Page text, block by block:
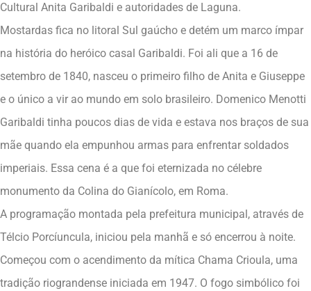
Cultural Anita Garibaldi e autoridades de Laguna.
Mostardas fica no litoral Sul gaúcho e detém um marco ímpar
na história do heróico casal Garibaldi. Foi ali que a 16 de
setembro de 1840, nasceu o primeiro filho de Anita e Giuseppe
e o único a vir ao mundo em solo brasileiro. Domenico Menotti
Garibaldi tinha poucos dias de vida e estava nos braços de sua
mãe quando ela empunhou armas para enfrentar soldados
imperiais. Essa cena é a que foi eternizada no célebre
monumento da Colina do Gianícolo, em Roma.
A programação montada pela prefeitura municipal, através de
Télcio Porcíuncula, iniciou pela manhã e só encerrou à noite.
Começou com o acendimento da mítica Chama Crioula, uma
tradição riograndense iniciada em 1947. O fogo simbólico foi